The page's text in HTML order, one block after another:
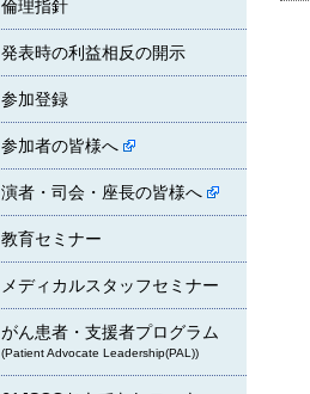
倫理指針
発表時の利益相反の開示
参加登録
参加者の皆様へ
演者・司会・座長の皆様へ
教育セミナー
メディカルスタッフセミナー
がん患者・支援者プログラム
(Patient Advocate Leadership(PAL))